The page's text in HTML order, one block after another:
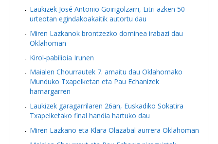
Laukizek José Antonio Goirigolzarri, Litri azken 50
urteotan egindakoakaitik autortu dau
Miren Lazkanok brontzezko dominea irabazi dau
Oklahoman
Kirol-pabilioia Irunen
Maialen Chourrautek 7. amaitu dau Oklahomako
Munduko Txapelketan eta Pau Echanizek
hamargarren
Laukizek garagarrilaren 26an, Euskadiko Sokatira
Txapelketako final handia hartuko dau
Miren Lazkano eta Klara Olazabal aurrera Oklahoman